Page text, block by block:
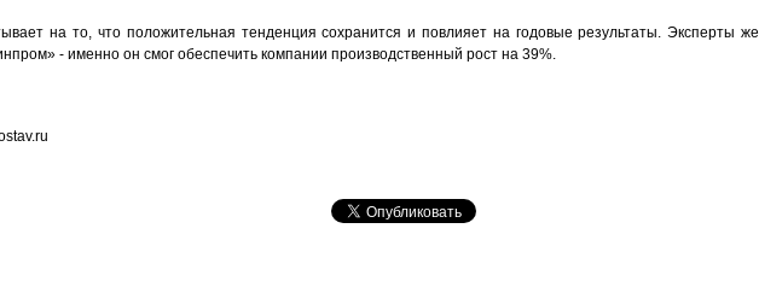
на то, что положительная тенденция сохранится и повлияет на годовые результаты. Эксперты же
- именно он смог обеспечить компании производственный рост на 39%.